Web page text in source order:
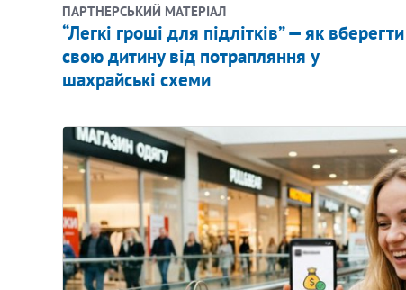
ПАРТНЕРСЬКИЙ МАТЕРІАЛ
“Легкі гроші для підлітків” — як вберегти
свою дитину від потрапляння у
шахрайські схеми